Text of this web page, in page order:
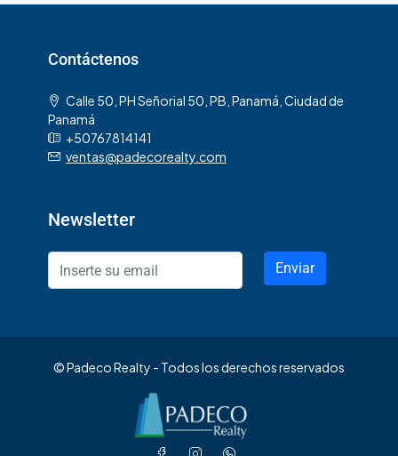
Contáctenos
Calle 50, PH Señorial 50, PB, Panamá, Ciudad de
Panamá
+50767814141
ventas@padecorealty.com
Newsletter
Enviar
© Padeco Realty - Todos los derechos reservados